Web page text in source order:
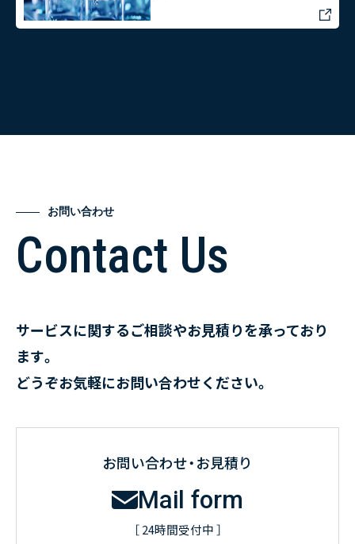
お問い合わせ
Contact Us
サービスに関するご相談やお見積りを承っており
ます。
どうぞお気軽にお問い合わせください。
お問い合わせ・お見積り
Mail form
［ 24時間受付中 ］